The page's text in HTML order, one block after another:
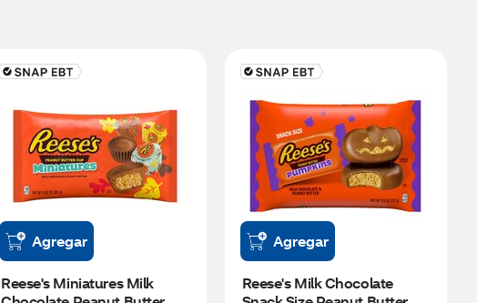
Agregar
Reese's Miniatures Milk
Agregar
Reese's Milk Chocolate